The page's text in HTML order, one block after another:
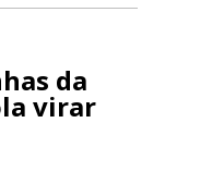
da
virar